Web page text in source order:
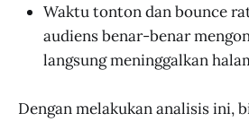
Waktu tonton dan bounce
audiens benar-benar
langsung meninggalkan
Dengan melakukan analisis ini,